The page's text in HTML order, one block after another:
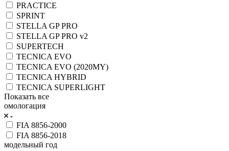
PRACTICE
SPRINT
STELLA GP PRO
STELLA GP PRO v2
SUPERTECH
TECNICA EVO
TECNICA EVO (2020MY)
TECNICA HYBRID
TECNICA SUPERLIGHT
Показать все
омологация
FIA 8856-2000
FIA 8856-2018
модельный год